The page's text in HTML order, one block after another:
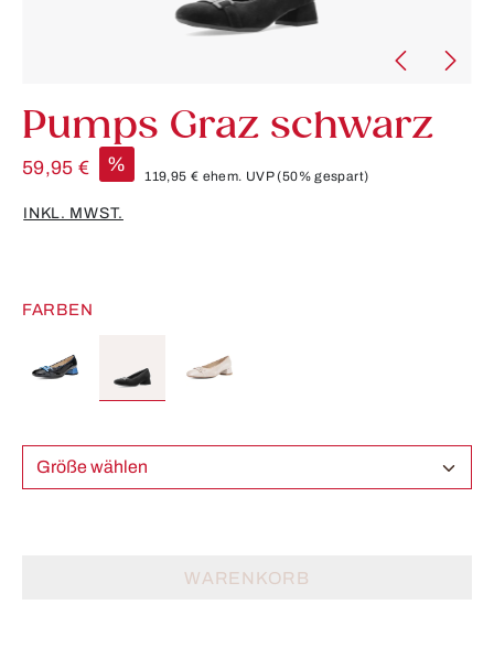
Pumps Graz schwarz
59,95 € %
119,95 € ehem. UVP(50% gespart)
INKL. MWST.
FARBEN
Größe wählen
WARENKORB